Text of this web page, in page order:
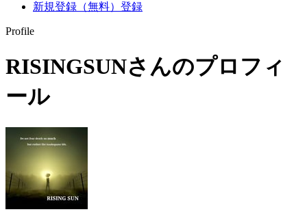
新規登録（無料） 登録
Profile
RISINGSUNさんのプロフィ
ール